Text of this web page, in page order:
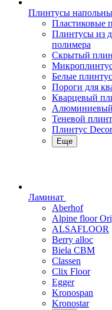
Плинтусы
Пластиковые
Плинтусы из
полимера
Скрытый
Белые
Пороги для
Кварцевый
Теневой
Плинтус
Еще
Ламинат
Aberhof
Alpine floor
ALSAFLOOR
Berry alloc
Biela CBM
Classen
Clix Floor
Egger
Kronospan
Kronostar